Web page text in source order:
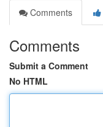
Comments
Comments
Submit a Comment
No HTML